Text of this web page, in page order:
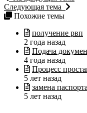
Следующая тема
Похожие темы
получение рвп
2 года назад
Подача
4 года назад
Процесс
5 лет назад
замена
5 лет назад